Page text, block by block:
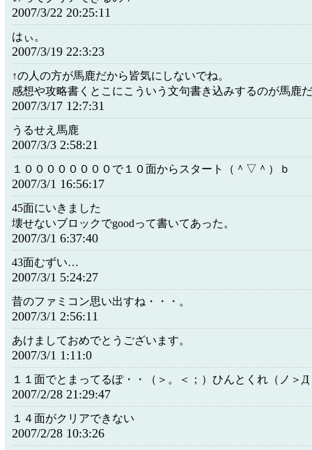
2007/3/22 20:25:11
はぃ。
2007/3/19 22:3:23
↑の人の方が馬鹿だから皆気にしないでね。
感想や攻略書くとこにこういう文句書き込みするのが馬鹿
2007/3/17 12:7:31
うるせえ馬鹿
2007/3/3 2:58:21
１００００００００で１０面からスタート（＾▽＾）ｂ
2007/3/1 16:56:17
45面にいきました
壊せないブロックでgoodって書いてあった。
2007/3/1 6:37:40
43面むずい…
2007/3/1 5:24:27
昔のファミコン思い出すね・・・。
2007/3/1 2:56:11
あけましておめでとうございます。
2007/3/1 1:11:0
１１面でとまってるぽ・・（＞。＜；）ひんとくれ（ノ＞
2007/2/28 21:29:47
１４面がクリアできない
2007/2/28 10:3:26